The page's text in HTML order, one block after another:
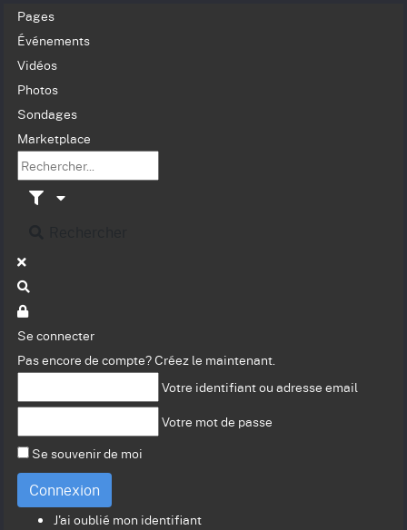
Pages
Événements
Vidéos
Photos
Sondages
Marketplace
Se connecter
Pas encore de compte? Créez le maintenant.
Votre identifiant ou adresse email
Votre mot de passe
Se souvenir de moi
Connexion
J'ai oublié mon identifiant